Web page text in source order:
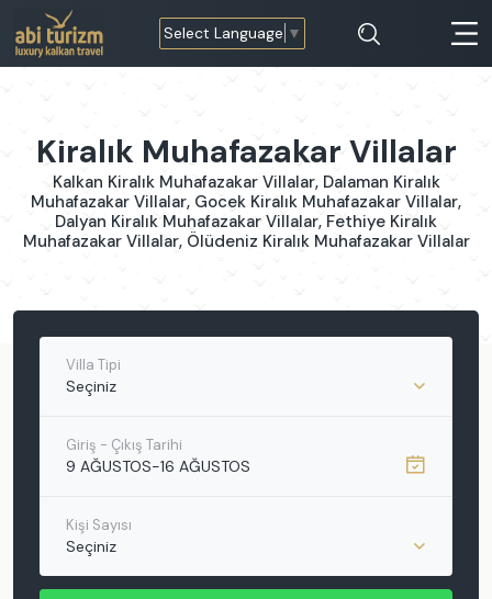
Select Language ▼
Kiralık Muhafazakar Villalar
Kalkan Kiralık Muhafazakar Villalar, Dalaman Kiralık
Muhafazakar Villalar, Gocek Kiralık Muhafazakar Villalar,
Dalyan Kiralık Muhafazakar Villalar, Fethiye Kiralık
Muhafazakar Villalar, Ölüdeniz Kiralık Muhafazakar Villalar
Villa Tipi
Seçiniz
Giriş - Çıkış Tarihi
9 AĞUSTOS-16 AĞUSTOS
Kişi Sayısı
Seçiniz